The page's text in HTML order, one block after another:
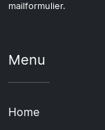
mailformulier.
Menu
Home